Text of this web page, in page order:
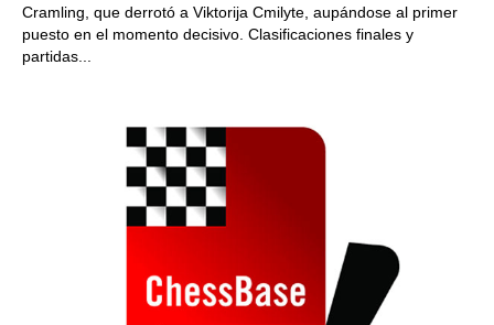
Cramling, que derrotó a Viktorija Cmilyte, aupándose al primer
puesto en el momento decisivo. Clasificaciones finales y
partidas...